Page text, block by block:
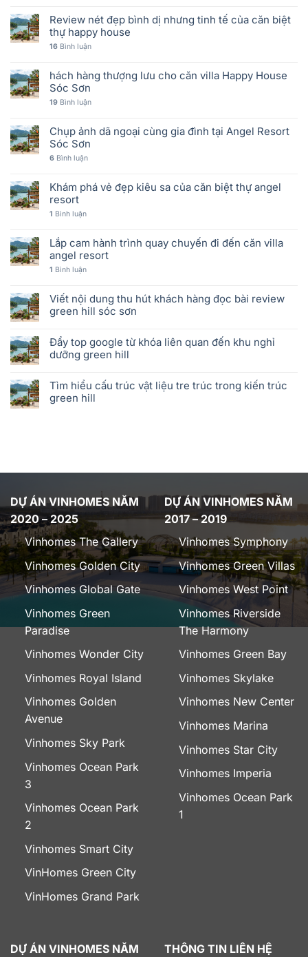
Review nét đẹp bình dị nhưng tinh tế của căn biệt
thự happy house
16 Bình luận
hách hàng thượng lưu cho căn villa Happy House
Sóc Sơn
19 Bình luận
Chụp ảnh dã ngoại cùng gia đình tại Angel Resort
Sóc Sơn
6 Bình luận
Khám phá vẻ đẹp kiêu sa của căn biệt thự angel
resort
1 Bình luận
Lắp cam hành trình quay chuyến đi đến căn villa
angel resort
1 Bình luận
Viết nội dung thu hút khách hàng đọc bài review
green hill sóc sơn
Đẩy top google từ khóa liên quan đến khu nghỉ
dưỡng green hill
Tìm hiểu cấu trúc vật liệu tre trúc trong kiến trúc
green hill
DỰ ÁN VINHOMES NĂM
2020 – 2025
Vinhomes The Gallery
Vinhomes Golden City
Vinhomes Global Gate
Vinhomes Green
Paradise
Vinhomes Wonder City
Vinhomes Royal Island
Vinhomes Golden
Avenue
Vinhomes Sky Park
Vinhomes Ocean Park
3
Vinhomes Ocean Park
2
Vinhomes Smart City
VinHomes Green City
VinHomes Grand Park
DỰ ÁN VINHOMES NĂM
2017 – 2019
Vinhomes Symphony
Vinhomes Green Villas
Vinhomes West Point
Vinhomes Riverside
The Harmony
Vinhomes Green Bay
Vinhomes Skylake
Vinhomes New Center
Vinhomes Marina
Vinhomes Star City
Vinhomes Imperia
Vinhomes Ocean Park
1
DỰ ÁN VINHOMES NĂM
THÔNG TIN LIÊN HỆ